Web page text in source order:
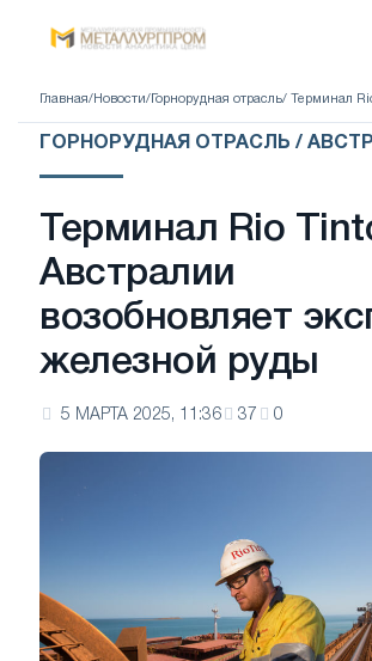
Главная/ Новости/ Горнорудная отрасль/ Терминал
ГОРНОРУДНАЯ ОТРАСЛЬ /
Терминал Rio
Австралии
возобновляет
железной руды
5 МАРТА 2025, 11:36 37 0